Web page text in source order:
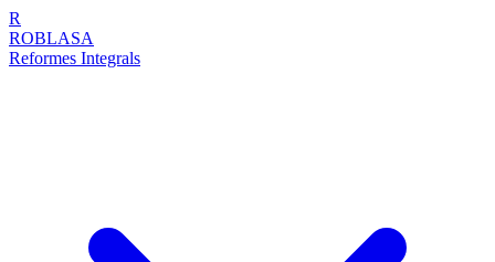
R
ROBLASA
Reformes Integrals